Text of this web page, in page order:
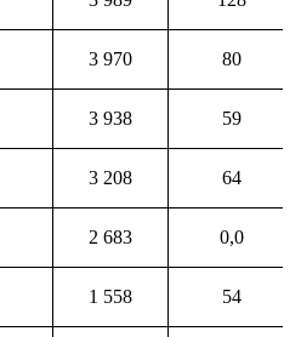
3 970 80
3 938 59
3 208 64
2 683 0,0
1 558 54